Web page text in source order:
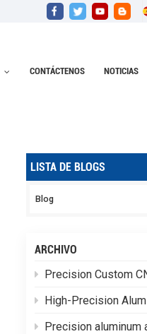
English
CONTÁCTENOS NOTICIAS
LISTA DE BLOGS
Blog
ARCHIVO
Precision Custom CNC Machining of Stainless Steel
High-Precision Aluminum Alloy CNC
Precision aluminum alloy CNC customized